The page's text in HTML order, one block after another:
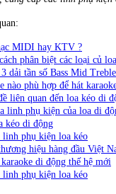
MIDI hay KTV ?
phân biệt các loại củ loa
dải tần số Bass Mid
nào phù hợp để hát
liên quan đến loa kéo di
linh phụ kiện của loa di
kéo di động
linh phụ kiện loa kéo
hiệu hàng đầu Việt
di động thế hệ mới
linh phụ kiện loa kéo